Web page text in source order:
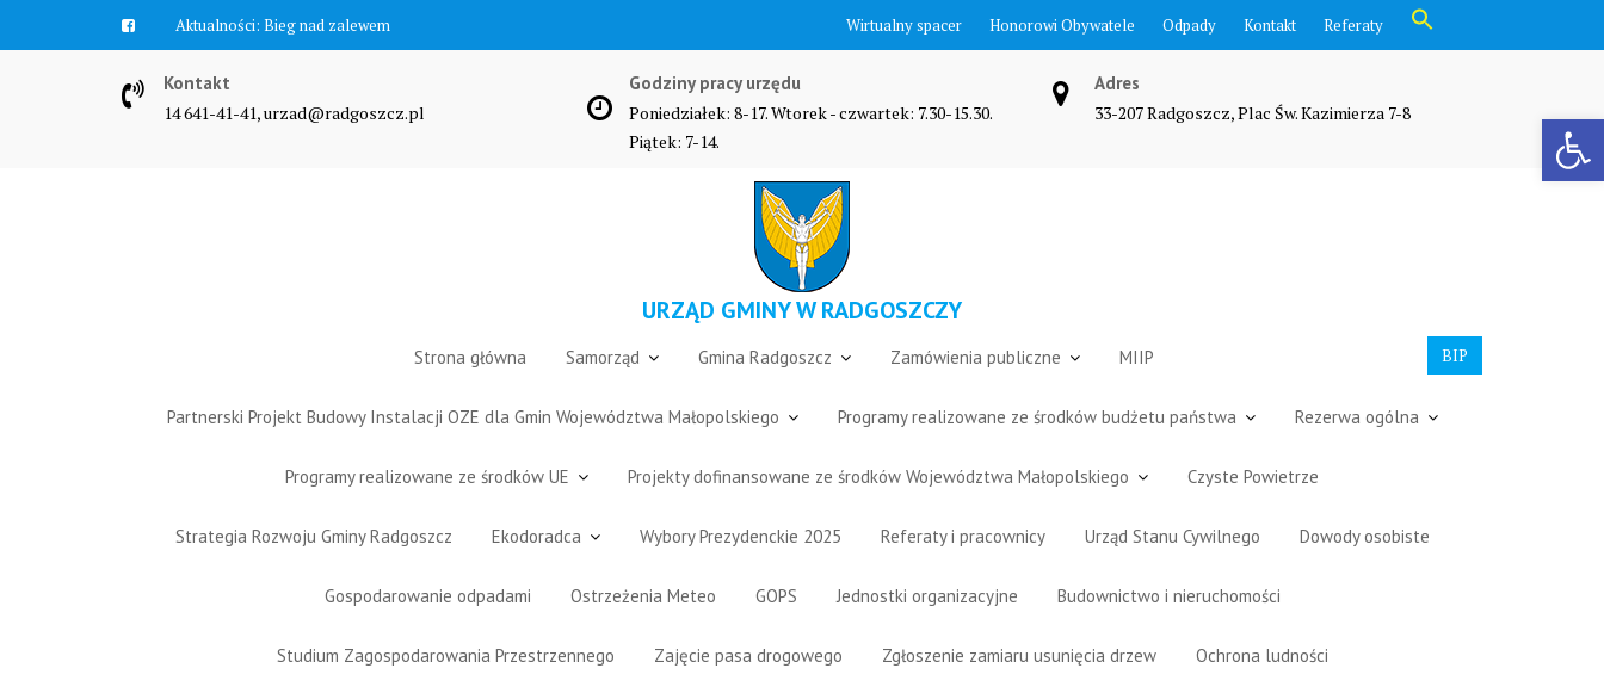
Otwórz pasek narzędzi
Aktualności: Bieg nad zalewem Wirtualny spacer Honorowi Obywatele Odpady Kontakt Referaty
Search Button
Kontakt
14 641-41-41, urzad@radgoszcz.pl
Godziny pracy urzędu
Poniedziałek: 8-17. Wtorek - czwartek: 7.30-15.30.
Piątek: 7-14.
Adres
33-207 Radgoszcz, Plac Św. Kazimierza 7-8
URZĄD GMINY W RADGOSZCZY
BIP
Strona główna Samorząd Gmina Radgoszcz Zamówienia publiczne MIIP
Partnerski Projekt Budowy Instalacji OZE dla Gmin Województwa Małopolskiego Programy realizowane ze środków budżetu państwa Rezerwa ogólna
Programy realizowane ze środków UE Projekty dofinansowane ze środków Województwa Małopolskiego Czyste Powietrze
Strategia Rozwoju Gminy Radgoszcz Ekodoradca Wybory Prezydenckie 2025 Referaty i pracownicy Urząd Stanu Cywilnego Dowody osobiste
Gospodarowanie odpadami Ostrzeżenia Meteo GOPS Jednostki organizacyjne Budownictwo i nieruchomości
Studium Zagospodarowania Przestrzennego Zajęcie pasa drogowego Zgłoszenie zamiaru usunięcia drzew Ochrona ludności